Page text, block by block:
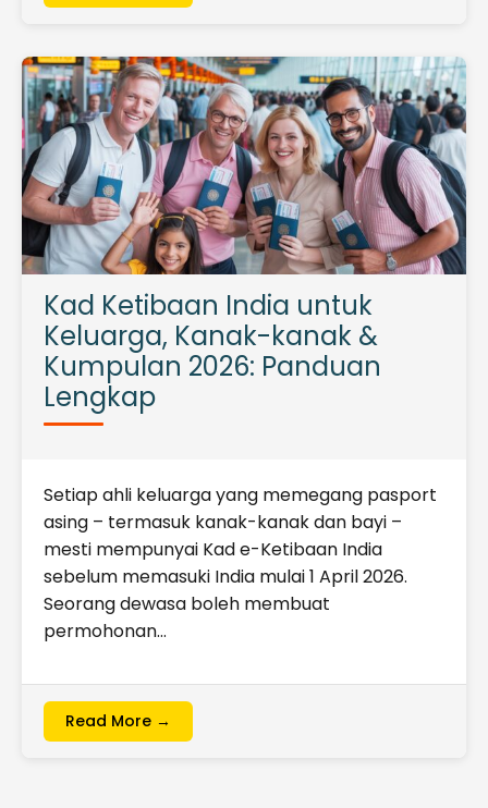
Kad Ketibaan India untuk
Keluarga, Kanak-kanak &
Kumpulan 2026: Panduan
Lengkap
Setiap ahli keluarga yang memegang pasport
asing – termasuk kanak-kanak dan bayi –
mesti mempunyai Kad e-Ketibaan India
sebelum memasuki India mulai 1 April 2026.
Seorang dewasa boleh membuat
permohonan…
Read More →